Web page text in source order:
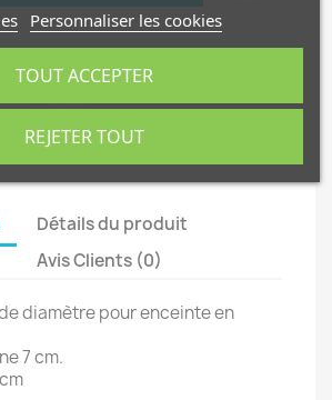
Détails du produit
Avis Clients (0)
diamètre pour enceinte en
7 cm.
Personnaliser les cookies
REJETER TOUT
TOUT ACCEPTER